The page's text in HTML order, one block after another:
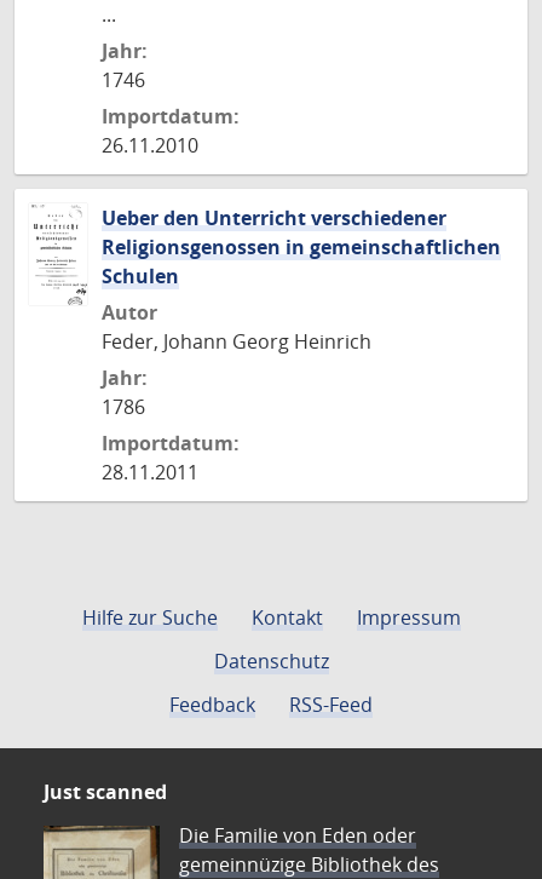
...
Jahr:
1746
Importdatum:
26.11.2010
Ueber den Unterricht verschiedener
Religionsgenossen in gemeinschaftlichen
Schulen
Autor
Feder, Johann Georg Heinrich
Jahr:
1786
Importdatum:
28.11.2011
Hilfe zur Suche Kontakt
Impressum
Datenschutz
Feedback
RSS-Feed
Just scanned
Die Familie von Eden oder
gemeinnüzige Bibliothek des